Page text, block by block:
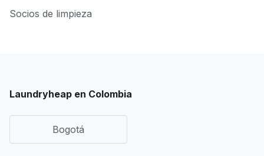
Socios de limpieza
Laundryheap en Colombia
Bogotá